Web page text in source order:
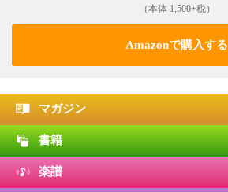
（本体 1,500+税）
Amazonで購入する
マガジン
書籍
楽譜